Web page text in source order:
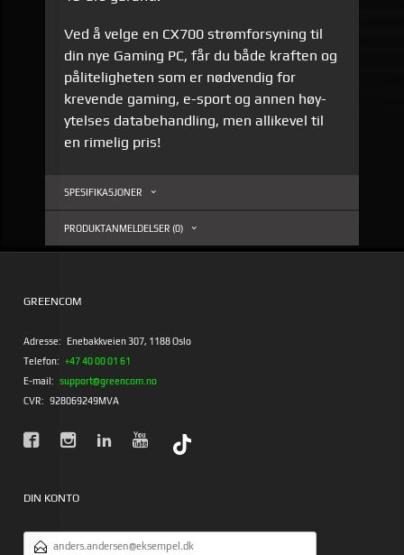
Ved å velge en CX700 strømforsyning til
din nye Gaming PC, får du både kraften og
påliteligheten som er nødvendig for
krevende gaming, e-sport og annen høy-
ytelses databehandling, men allikevel til
en rimelig pris!
SPESIFIKASJONER
PRODUKTANMELDELSER (0)
GREENCOM
Adresse: Enebakkveien 307, 1188 Oslo
Telefon: +47 40 00 01 61
E-mail: support@greencom.no
CVR: 928069249MVA
DIN KONTO